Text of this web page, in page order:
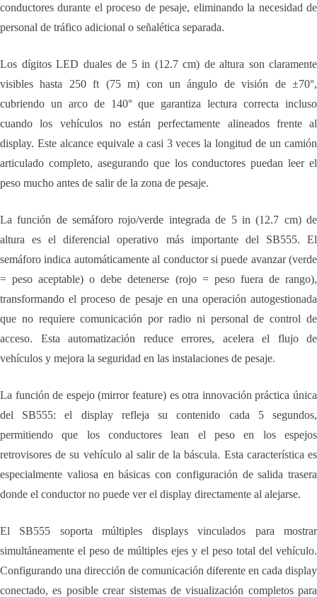
conductores durante el proceso de pesaje, eliminando la necesidad de
personal de tráfico adicional o señalética separada.
Los dígitos LED duales de 5 in (12.7 cm) de altura son claramente
visibles hasta 250 ft (75 m) con un ángulo de visión de ±70°,
cubriendo un arco de 140° que garantiza lectura correcta incluso
cuando los vehículos no están perfectamente alineados frente al
display. Este alcance equivale a casi 3 veces la longitud de un camión
articulado completo, asegurando que los conductores puedan leer el
peso mucho antes de salir de la zona de pesaje.
La función de semáforo rojo/verde integrada de 5 in (12.7 cm) de
altura es el diferencial operativo más importante del SB555. El
semáforo indica automáticamente al conductor si puede avanzar (verde
= peso aceptable) o debe detenerse (rojo = peso fuera de rango),
transformando el proceso de pesaje en una operación autogestionada
que no requiere comunicación por radio ni personal de control de
acceso. Esta automatización reduce errores, acelera el flujo de
vehículos y mejora la seguridad en las instalaciones de pesaje.
La función de espejo (mirror feature) es otra innovación práctica única
del SB555: el display refleja su contenido cada 5 segundos,
permitiendo que los conductores lean el peso en los espejos
retrovisores de su vehículo al salir de la báscula. Esta característica es
especialmente valiosa en básicas con configuración de salida trasera
donde el conductor no puede ver el display directamente al alejarse.
El SB555 soporta múltiples displays vinculados para mostrar
simultáneamente el peso de múltiples ejes y el peso total del vehículo.
Configurando una dirección de comunicación diferente en cada display
conectado, es posible crear sistemas de visualización completos para